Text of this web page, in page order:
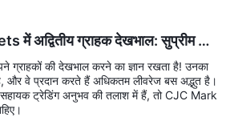
में अद्वितीय ग्राहक देखभाल: सुप्रीम लीव
समर्थनकी देखभाल करने का ज्ञान रखता है! उनका
है, और वे प्रदान करते हैं अधिकतम लीवरेज बस अद्भुत है।
ट्रेडिंग अनुभव की तलाश में हैं, तो CJC Mark